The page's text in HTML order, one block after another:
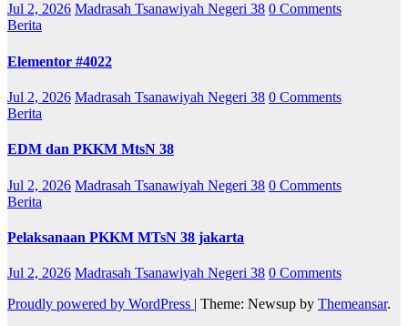
Jul 2, 2026 Madrasah Tsanawiyah Negeri 38 0 Comments
Berita
Elementor #4022
Jul 2, 2026 Madrasah Tsanawiyah Negeri 38 0 Comments
Berita
EDM dan PKKM MtsN 38
Jul 2, 2026 Madrasah Tsanawiyah Negeri 38 0 Comments
Berita
Pelaksanaan PKKM MTsN 38 jakarta
Jul 2, 2026 Madrasah Tsanawiyah Negeri 38 0 Comments
Proudly powered by WordPress | Theme: Newsup by Themeansar.